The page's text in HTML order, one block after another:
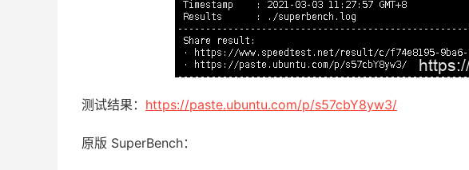
测试结果： https://paste.ubuntu.com/p/s57cbY8yw3/
原版 SuperBench：